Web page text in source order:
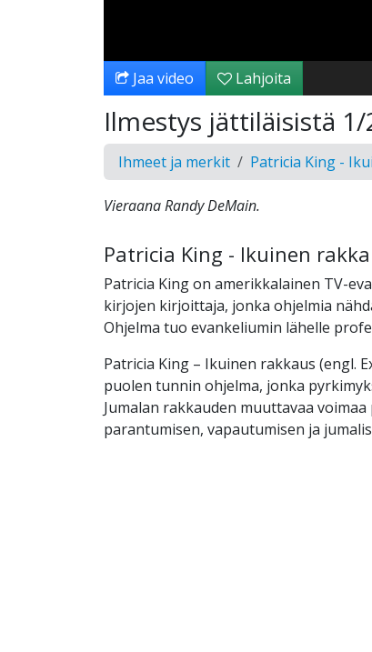
Jaa video Lahjoita
Ilmestys jättiläisistä 1/
Ihmeet ja merkit Patricia King -
Vieraana Randy DeMain.
Patricia King - Ikuinen
Patricia King on amerikkalainen TV-
kirjojen kirjoittaja, jonka ohjelmia
Ohjelma tuo evankeliumin lähelle
Patricia King – Ikuinen rakkaus (engl.
puolen tunnin ohjelma, jonka
Jumalan rakkauden muuttavaa
parantumisen, vapautumisen ja